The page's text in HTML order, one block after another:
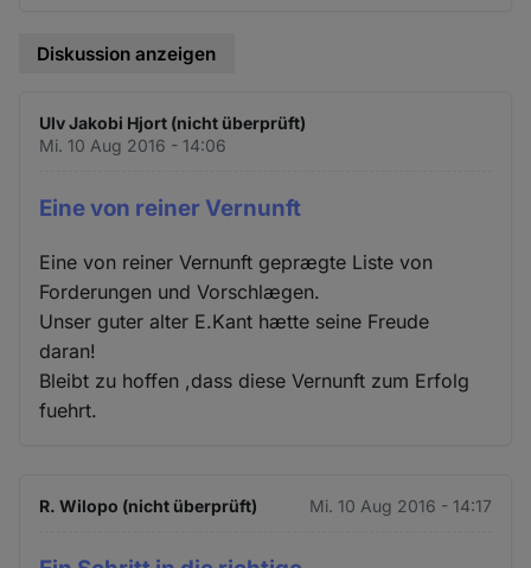
Diskussion anzeigen
Ulv Jakobi Hjort (nicht überprüft)
Mi. 10 Aug 2016 - 14:06
Eine von reiner Vernunft
Eine von reiner Vernunft geprægte Liste von
Forderungen und Vorschlægen.
Unser guter alter E.Kant hætte seine Freude
daran!
Bleibt zu hoffen ,dass diese Vernunft zum Erfolg
fuehrt.
R. Wilopo (nicht überprüft) Mi. 10 Aug 2016 - 14:17